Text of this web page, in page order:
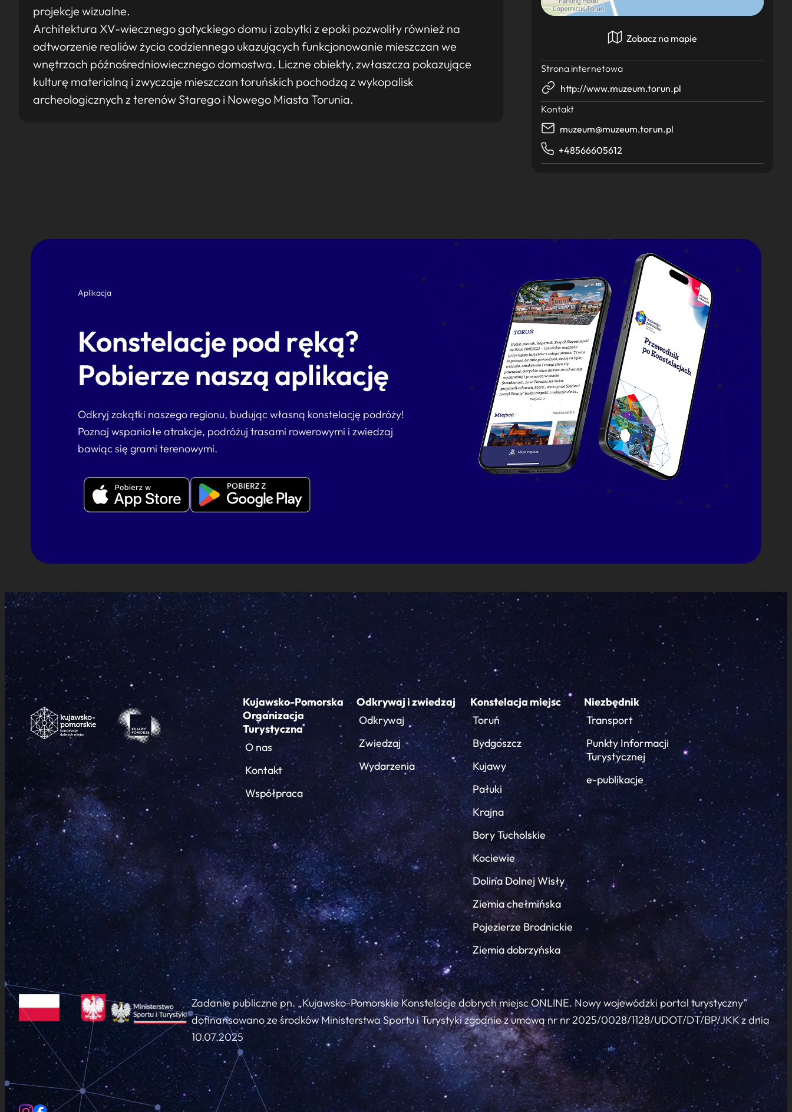
projekcje wizualne.
Architektura XV-wiecznego gotyckiego domu i zabytki z epoki pozwoliły również na
odtworzenie realiów życia codziennego ukazujących funkcjonowanie mieszczan we
wnętrzach późnośredniowiecznego domostwa. Liczne obiekty, zwłaszcza pokazujące
kulturę materialną i zwyczaje mieszczan toruńskich pochodzą z wykopalisk
archeologicznych z terenów Starego i Nowego Miasta Torunia.
Zobacz na mapie
Strona internetowa
http://www.muzeum.torun.pl
Kontakt
muzeum@muzeum.torun.pl
+48566605612
Aplikacja
Konstelacje pod ręką?
Pobierze naszą aplikację
Odkryj zakątki naszego regionu, budując własną konstelację podróży!
Poznaj wspaniałe atrakcje, podróżuj trasami rowerowymi i zwiedzaj
bawiąc się grami terenowymi.
Kujawsko-Pomorska
Organizacja
Turystyczna
O nas
Kontakt
Współpraca
Odkrywaj i zwiedzaj
Odkrywaj
Zwiedzaj
Wydarzenia
Konstelacja miejsc
Toruń
Bydgoszcz
Kujawy
Pałuki
Krajna
Bory Tucholskie
Kociewie
Dolina Dolnej Wisły
Ziemia chełmińska
Pojezierze Brodnickie
Ziemia dobrzyńska
Niezbędnik
Transport
Punkty Informacji
Turystycznej
e-publikacje
Zadanie publiczne pn. „Kujawsko-Pomorskie Konstelacje dobrych miejsc ONLINE. Nowy wojewódzki portal turystyczny”
dofinansowano ze środków Ministerstwa Sportu i Turystyki zgodnie z umową nr nr 2025/0028/1128/UDOT/DT/BP/JKK z dnia
10.07.2025